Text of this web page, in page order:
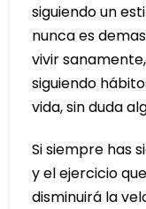
siguiendo un
nunca es
vivir
siguiendo
vida, sin duda
Si siempre has
y el ejercicio
disminuirá la